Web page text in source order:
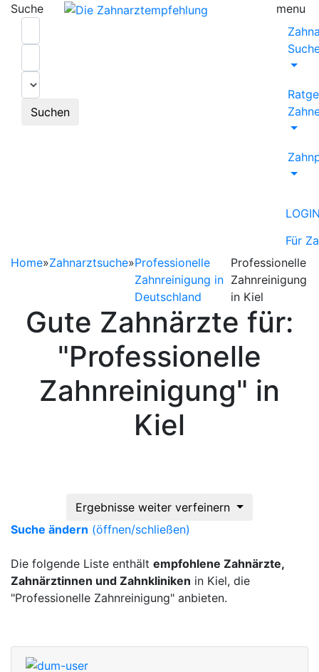
Suche
Suchen
menu
Für
Home»Zahnarztsuche»Professionelle
Zahnreinigung in
Deutschland
Professionelle
Zahnreinigung
in Kiel
Gute Zahnärzte für:
"Professionelle
Zahnreinigung" in
Kiel
Ergebnisse weiter verfeinern
Suche ändern (öffnen/schließen)
Die folgende Liste enthält empfohlene Zahnärzte,
Zahnärztinnen und Zahnkliniken in Kiel, die
"Professionelle Zahnreinigung" anbieten.